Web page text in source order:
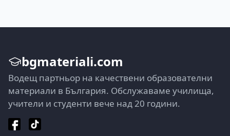
bgmateriali.com
Водещ партньор на качествени образователни
материали в България. Обслужаваме училища,
учители и студенти вече над 20 години.